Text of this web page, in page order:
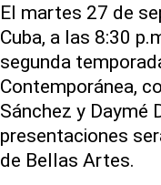
El martes 27 de
Cuba, a las 8:30
segunda
Contemporánea,
Sánchez y Daymé
presentaciones
de Bellas Artes.